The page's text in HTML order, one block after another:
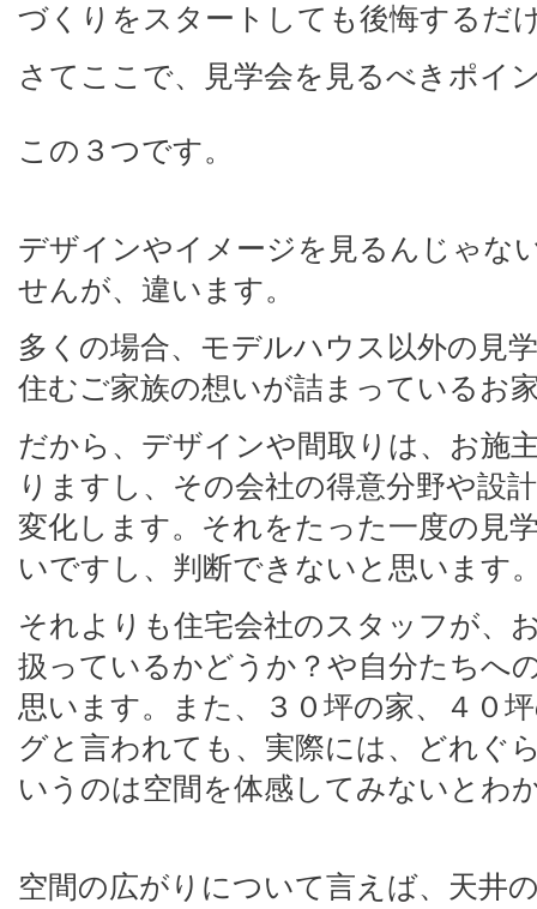
づくりをスタートしても後悔するだ
さてここで、見学会を見るべきポイ
この３つです。
デザインやイメージを見るんじゃな
せんが、違います。
多くの場合、モデルハウス以外の見
住むご家族の想いが詰まっているお
だから、デザインや間取りは、お施
りますし、その会社の得意分野や設
変化します。それをたった一度の見
いですし、判断できないと思います
それよりも住宅会社のスタッフが、
扱っているかどうか？や自分たちへ
思います。また、３０坪の家、４０
グと言われても、実際には、どれぐ
いうのは空間を体感してみないとわ
空間の広がりについて言えば、天井